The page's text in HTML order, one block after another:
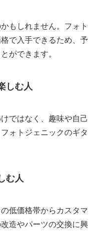
もしれません。フォト
で入手できるため、予
ができます。
しむ人
ではなく、趣味や自己
ォトジェニックのギタ
む人
低価格帯からカスタマ
造やパーツの交換に興